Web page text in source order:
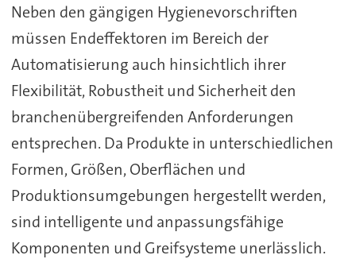
Neben den gängigen Hygienevorschriften
müssen Endeffektoren im Bereich der
Automatisierung auch hinsichtlich ihrer
Flexibilität, Robustheit und Sicherheit den
branchenübergreifenden Anforderungen
entsprechen. Da Produkte in unterschiedlichen
Formen, Größen, Oberflächen und
Produktionsumgebungen hergestellt werden,
sind intelligente und anpassungsfähige
Komponenten und Greifsysteme unerlässlich.